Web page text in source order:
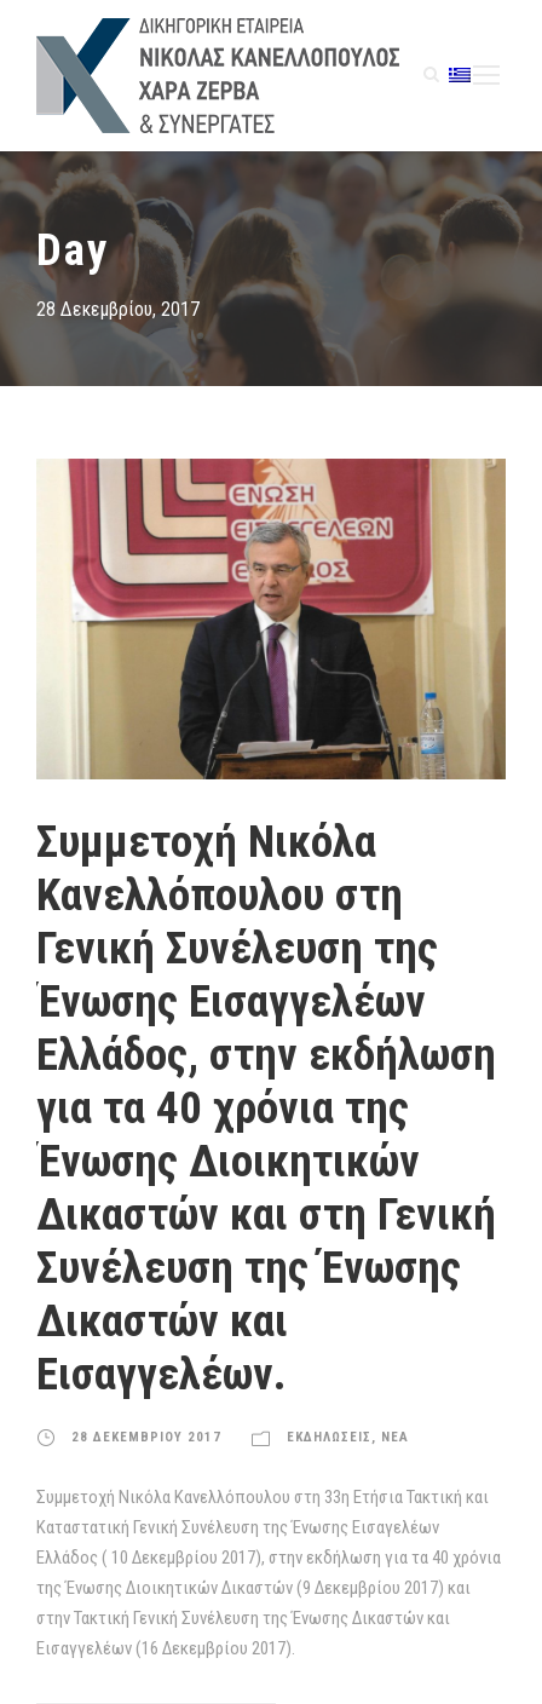
Day
28 Δεκεμβρίου, 2017
Συμμετοχή Νικόλα
Κανελλόπουλου στη
Γενική Συνέλευση της
Ένωσης Εισαγγελέων
Ελλάδος, στην εκδήλωση
για τα 40 χρόνια της
Ένωσης Διοικητικών
Δικαστών και στη Γενική
Συνέλευση της Ένωσης
Δικαστών και
Εισαγγελέων.
28 ΔΕΚΕΜΒΡΙΟΥ 2017 ΕΚΔΗΛΩΣΕΙΣ , ΝΕΑ
Συμμετοχή Νικόλα Κανελλόπουλου στη 33η Ετήσια Τακτική και
Καταστατική Γενική Συνέλευση της Ένωσης Εισαγελέων
Ελλάδος ( 10 Δεκεμβρίου 2017), στην εκδήλωση για τα 40 χρόνια
της Ένωσης Διοικητικών Δικαστών (9 Δεκεμβρίου 2017) και
στην Τακτική Γενική Συνέλευση της Ένωσης Δικαστών και
Εισαγγελέων (16 Δεκεμβρίου 2017).